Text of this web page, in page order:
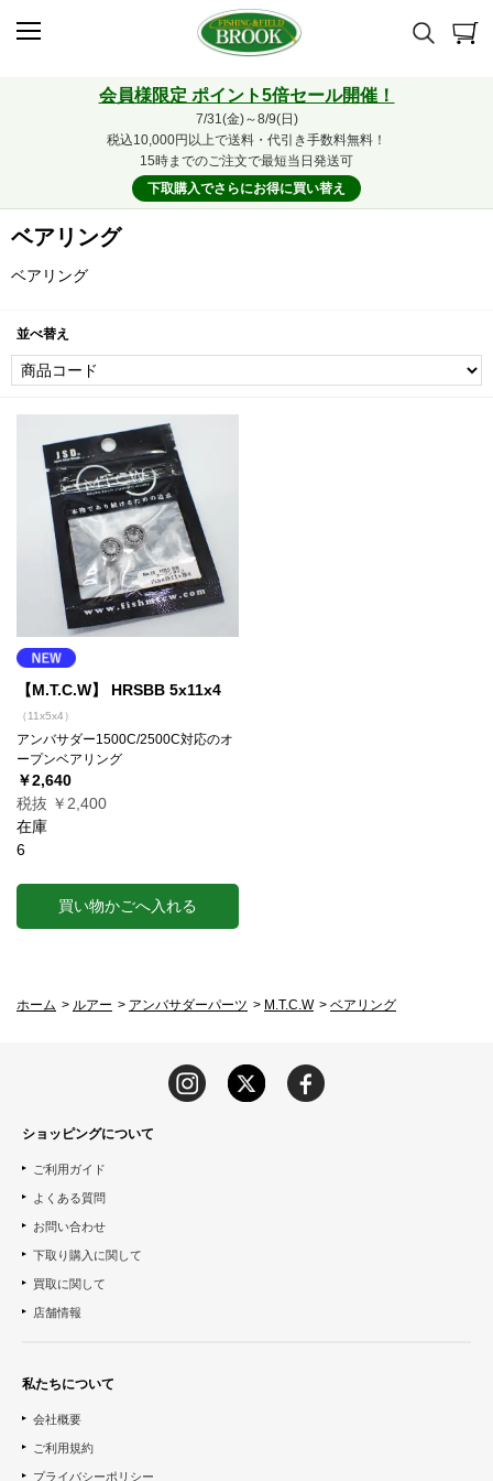
会員様限定 ポイント5倍セール開催！
7/31(金)～8/9(日)
税込10,000円以上で送料・代引き手数料無料！
15時までのご注文で最短当日発送可
下取購入でさらにお得に買い替え
ベアリング
ベアリング
並べ替え
【M.T.C.W】 HRSBB 5x11x4
（11x5x4）
アンバサダー1500C/2500C対応のオ
ープンベアリング
￥2,640
税抜 ￥2,400
在庫
6
買い物かごへ入れる
ホーム > ルアー > アンバサダーパーツ > M.T.C.W > ベアリング
ショッピングについて
ご利用ガイド
よくある質問
お問い合わせ
下取り購入に関して
買取に関して
店舗情報
私たちについて
会社概要
ご利用規約
プライバシーポリシー